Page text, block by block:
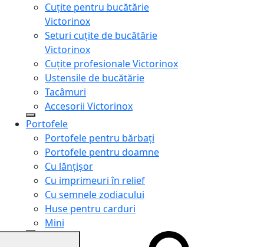
Cuțite pentru bucătărie
Victorinox
Seturi cuțite de bucătărie
Victorinox
Cuțite profesionale Victorinox
Ustensile de bucătărie
Tacâmuri
Accesorii Victorinox
Portofele
Portofele pentru bărbați
Portofele pentru doamne
Cu lănțișor
Cu imprimeuri în relief
Cu semnele zodiacului
Huse pentru carduri
Mini